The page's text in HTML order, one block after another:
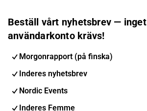
Beställ vårt nyhetsbrev — inget
användarkonto krävs!
Morgonrapport (på finska)
Inderes nyhetsbrev
Nordic Events
Inderes Femme